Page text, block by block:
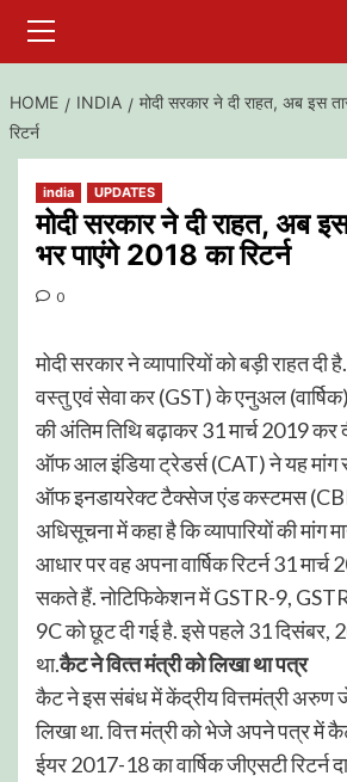
Menu
HOME INDIA
मोदी सरकार ने दी राहत, अब इस
रिटर्न
india UPDATES
मोदी सरकार ने दी राहत, अब
भर पाएंगे 2018 का रिटर्न
0
मोदी सरकार ने व्‍यापारियों को बड़ी राहत दी
वस्तु एवं सेवा कर (GST) के एनुअल
की अंतिम तिथि बढ़ाकर 31 मार्च 2019
ऑफ आल इंडिया ट्रेडर्स (CAT) ने यह मांग
ऑफ इनडायरेक्‍ट टैक्‍सेज एंड कस्‍टमस
अधिसूचना में कहा है कि व्‍यापारियों की मांग
आधार पर वह अपना वार्षिक रिटर्न 31
सकते हैं. नोटिफिकेशन में GSTR-9,
9C को छूट दी गई है. इसे पहले 31 दिसंबर,
था.कैट ने वित्‍त मंत्री को लिखा था पत्र
कैट ने इस संबंध में केंद्रीय वित्तमंत्री अरुण
लिखा था. वित्त मंत्री को भेजे अपने पत्र में
ईयर 2017-18 का वार्षिक जीएसटी रिटर्न